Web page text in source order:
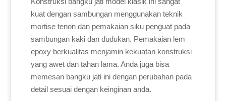
kuat dengan sambungan menggunakan teknik
mortise tenon dan pemakaian siku penguat pada
sambungan kaki dan dudukan. Pemakaian lem
epoxy berkualitas menjamin kekuatan konstruksi
yang awet dan tahan lama. Anda juga bisa
memesan bangku jati ini dengan perubahan pada
detail sesuai dengan keinginan anda.